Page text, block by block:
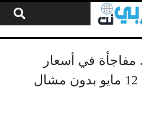
مفاجأة في أسعار
الحديد اليوم الخميس 12 مايو بدون مشال